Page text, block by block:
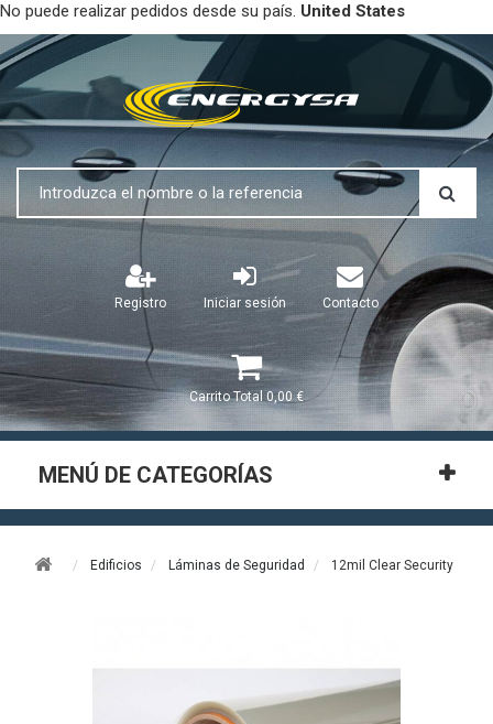
No puede realizar pedidos desde su país. United States
Registro Iniciar sesión Contacto
CarritoTotal 0,00 €
MENÚ DE CATEGORÍAS
Edificios Láminas de Seguridad 12mil Clear Security